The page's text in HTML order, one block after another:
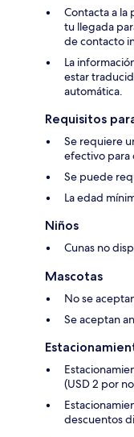
Contacta a la
tu llegada
de contacto
La
estar
automática.
Requisitos
Se requiere
efectivo para
Se puede
La edad
Niños
Cunas no
Mascotas
No se
Se aceptan
(USD 2 por
descuentos